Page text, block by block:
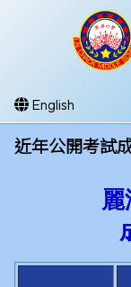
English
近年公開考試